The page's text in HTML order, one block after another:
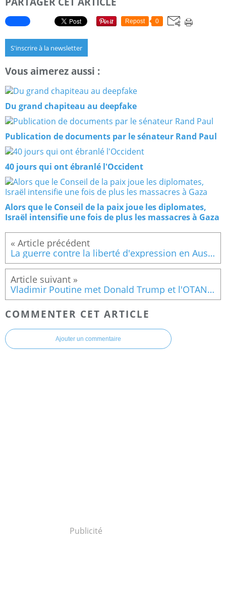
Repost 0
S'inscrire à la newsletter
Vous aimerez aussi :
Du grand chapiteau au deepfake
Publication de documents par le sénateur Rand Paul
40 jours qui ont ébranlé l'Occident
Alors que le Conseil de la paix joue les diplomates,
Israël intensifie une fois de plus les massacres à Gaza
La guerre contre la liberté d'expression en Australie devient grotesquement absurde
Vladimir Poutine met Donald Trump et l'OTAN en garde
COMMENTER CET ARTICLE
Ajouter un commentaire
Publicité